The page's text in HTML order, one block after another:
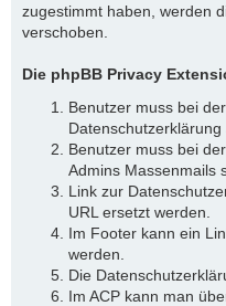
zugestimmt haben, werden
verschoben.
Die phpBB Privacy
Benutzer muss bei
Datenschutzerklärung
Benutzer muss bei
Admins Massenmails
Link zur
URL ersetzt werden.
Im Footer kann ein
werden.
Die
Im ACP kann man